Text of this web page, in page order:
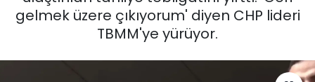
gelmek üzere çıkıyorum' diyen CHP lideri
TBMM'ye yürüyor.
GÜNCEL
KÜLTÜR SANAT